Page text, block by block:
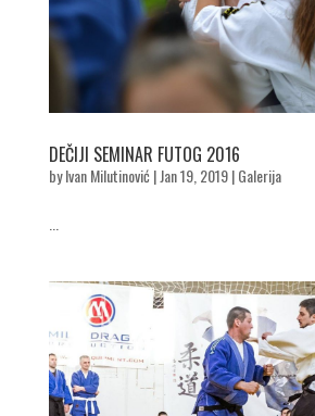
DEČIJI SEMINAR FUTOG 2016
byIvan Milutinović|Jan 19, 2019|Galerija